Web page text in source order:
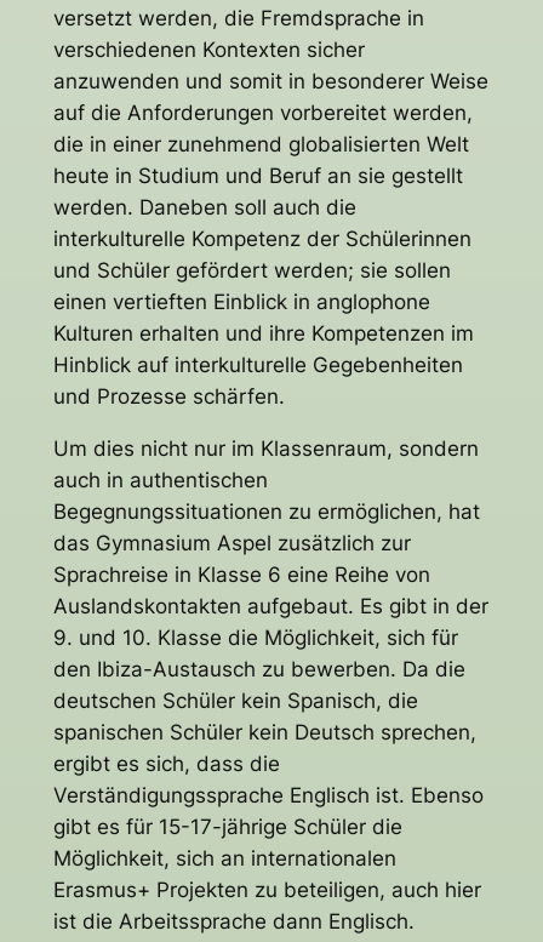
versetzt werden, die Fremdsprache in
verschiedenen Kontexten sicher
anzuwenden und somit in besonderer Weise
auf die Anforderungen vorbereitet werden,
die in einer zunehmend globalisierten Welt
heute in Studium und Beruf an sie gestellt
werden. Daneben soll auch die
interkulturelle Kompetenz der Schülerinnen
und Schüler gefördert werden; sie sollen
einen vertieften Einblick in anglophone
Kulturen erhalten und ihre Kompetenzen im
Hinblick auf interkulturelle Gegebenheiten
und Prozesse schärfen.
Um dies nicht nur im Klassenraum, sondern
auch in authentischen
Begegnungssituationen zu ermöglichen, hat
das Gymnasium Aspel zusätzlich zur
Sprachreise in Klasse 6 eine Reihe von
Auslandskontakten aufgebaut. Es gibt in der
9. und 10. Klasse die Möglichkeit, sich für
den Ibiza-Austausch zu bewerben. Da die
deutschen Schüler kein Spanisch, die
spanischen Schüler kein Deutsch sprechen,
ergibt es sich, dass die
Verständigungssprache Englisch ist. Ebenso
gibt es für 15-17-jährige Schüler die
Möglichkeit, sich an internationalen
Erasmus+ Projekten zu beteiligen, auch hier
ist die Arbeitssprache dann Englisch.